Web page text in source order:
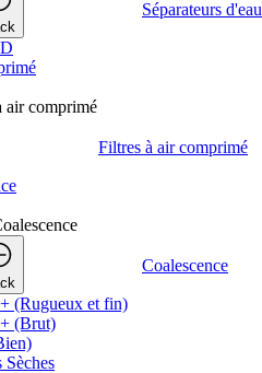
Séparateurs d'eau
air comprimé
Filtres à air comprimé
Coalescence
(Rugueux et fin)
(Brut)
Sèches